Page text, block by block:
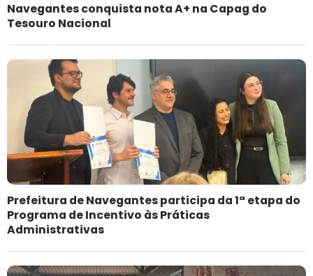
Navegantes conquista nota A+ na Capag do
Tesouro Nacional
Prefeitura de Navegantes participa da 1ª etapa do
Programa de Incentivo às Práticas
Administrativas